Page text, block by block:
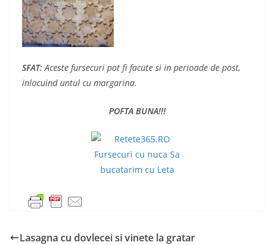
SFAT: Aceste fursecuri pot fi facute si in perioade de post,
inlocuind untul cu margarina.
POFTA BUNA!!!
Lasagna cu dovlecei si vinete la gratar